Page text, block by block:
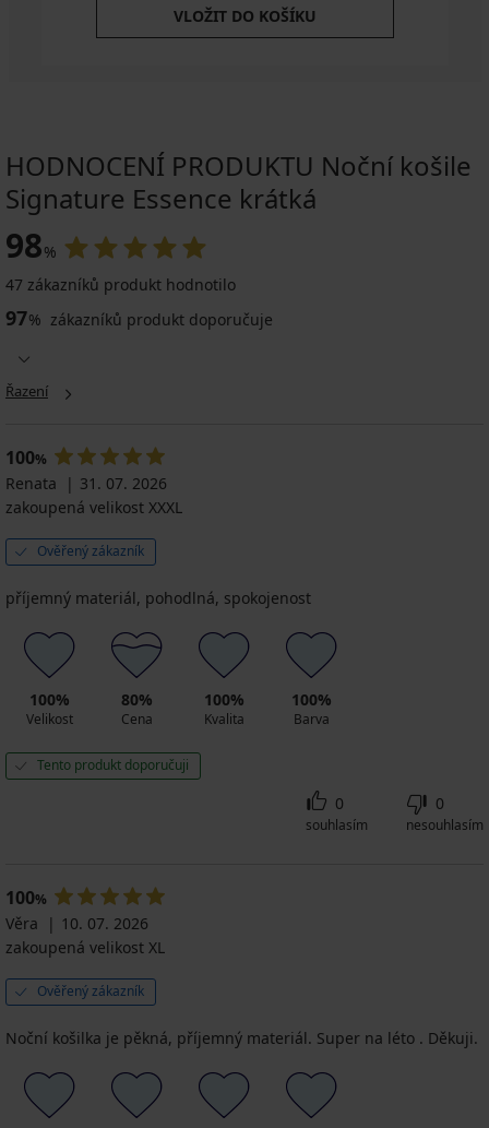
VLOŽIT DO KOŠÍKU
HODNOCENÍ PRODUKTU Noční košile
Signature Essence krátká
98%
47 zákazníků produkt hodnotilo
97% zákazníků produkt doporučuje
Řazení
100%
Renata
31. 07. 2026
zakoupená velikost XXXL
Ověřený zákazník
příjemný materiál, pohodlná, spokojenost
100%
Velikost
80%
Cena
100%
Kvalita
100%
Barva
Tento produkt doporučuji
0
souhlasím
0
nesouhlasím
100%
Věra
10. 07. 2026
zakoupená velikost XL
Ověřený zákazník
Noční košilka je pěkná, příjemný materiál. Super na léto . Děkuji.